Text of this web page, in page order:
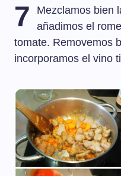
7
Mezclamos bien
añadimos el
tomate. Removemos
incorporamos el vino